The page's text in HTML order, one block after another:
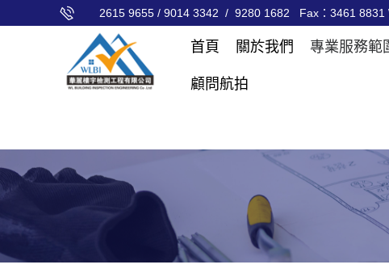
2615 9655 / 9014 3342 / 9280 1682 Fax：3461 8831
首頁 關於我們 專業服務範
顧問航拍